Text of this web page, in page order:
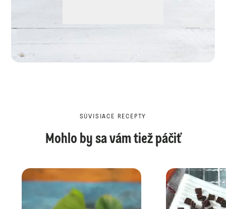
SÚVISIACE RECEPTY
Mohlo by sa vám tiež páčiť